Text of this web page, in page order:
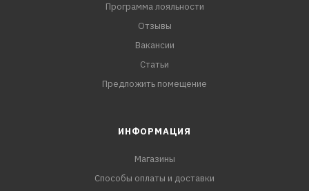
Программа лояльности
Отзывы
Вакансии
Статьи
Предложить помещение
ИНФОРМАЦИЯ
Магазины
Способы оплаты и доставки